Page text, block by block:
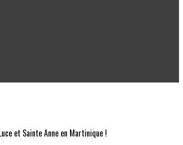
et Sainte Anne en Martinique !